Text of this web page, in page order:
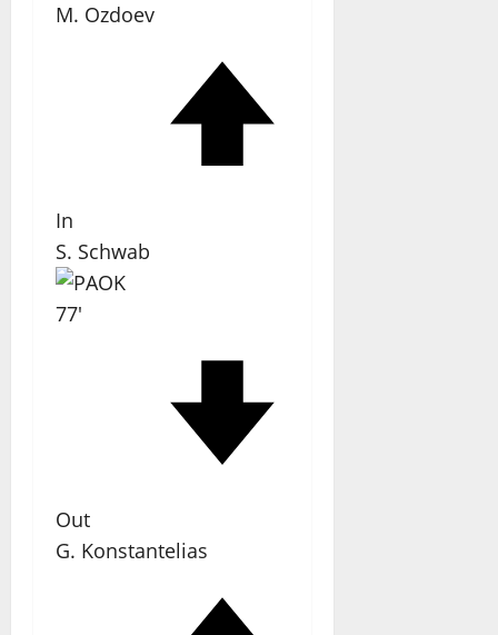
M. Ozdoev
In
S. Schwab
77'
Out
G. Konstantelias